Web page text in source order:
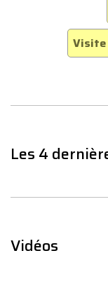
Les 4
Vidéos